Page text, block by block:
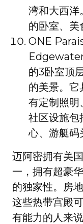
湾和大西洋
的卧室、美
ONE
的3卧室顶
的美景。
有定制照明
社区设施包
心、游艇码
迈阿密拥有美
一，拥有超豪
的独家性。房
这些热带宫殿
有能力的人来